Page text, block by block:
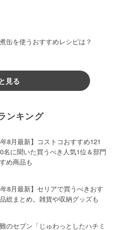
缶を使うおすすめレシピは？
見る
ンキング
年8月最新】コストコおすすめ121
名に聞いた買うべき人気1位＆部門
め商品も
年8月最新】セリアで買うべきおす
総まとめ。雑貨や収納グッズも
のセブン「じゅわっとしたハチミ